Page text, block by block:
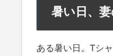
暑い日、
ある暑い日。Tシ